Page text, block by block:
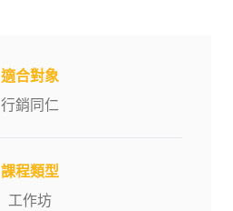
適合對象
行銷同仁
課程類型
工作坊